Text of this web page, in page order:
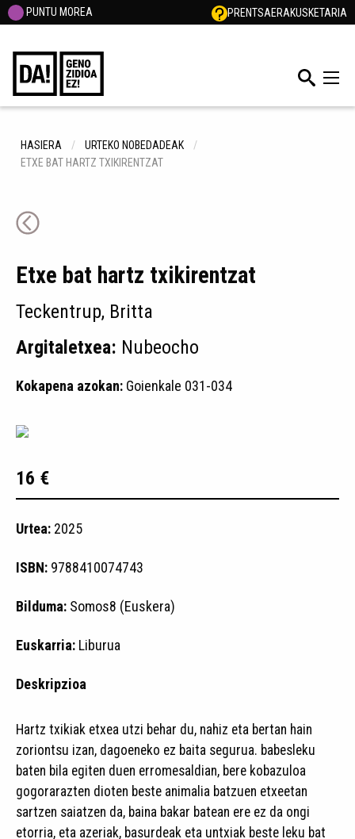
PUNTU MOREA PRENTSAERAKUSKETARIA
HASIERA
URTEKO NOBEDADEAK
ETXE BAT HARTZ TXIKIRENTZAT
Etxe bat hartz txikirentzat
Teckentrup, Britta
Argitaletxea: Nubeocho
Kokapena azokan: Goienkale 031-034
16 €
Urtea: 2025
ISBN: 9788410074743
Bilduma: Somos8 (Euskera)
Euskarria: Liburua
Deskripzioa
Hartz txikiak etxea utzi behar du, nahiz eta bertan hain
zoriontsu izan, dagoeneko ez baita segurua. babesleku
baten bila egiten duen erromesaldian, bere kobazuloa
gogorarazten dioten beste animalia batzuen etxeetan
sartzen saiatzen da, baina bakar batean ere ez da ongi
etorria, eta azeriak, basurdeak eta untxiak beste leku bat